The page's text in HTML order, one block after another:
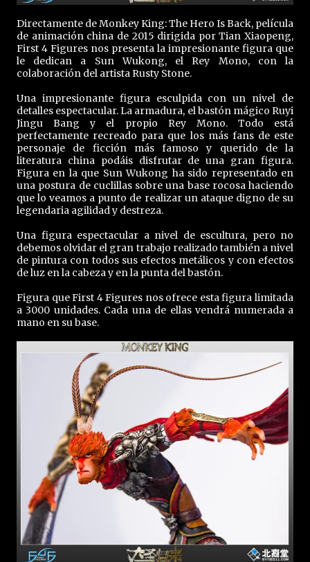
Directamente de Monkey King: The Hero Is Back, película
de animación china de 2015 dirigida por Tian Xiaopeng,
First 4 Figures nos presenta la impresionante figura que
le dedican a Sun Wukong, el Rey Mono, con la
colaboración del artista Rusty Stone.
Una impresionante figura esculpida con un nivel de
detalles espectacular. La armadura, el bastón mágico Ruyi
Jingu Bang y el propio Rey Mono. Todo está
perfectamente recreado para que los más fans de este
personaje de ficción más famoso y querido de la
literatura china podáis disfrutar de una gran figura.
Figura en la que Sun Wukong ha sido representado en
una postura de cuclillas sobre una base rocosa haciendo
que lo veamos a punto de realizar un ataque digno de su
legendaria agilidad y destreza.
Una figura espectacular a nivel de escultura, pero no
debemos olvidar el gran trabajo realizado también a nivel
de pintura con todos sus efectos metálicos y con efectos
de luz en la cabeza y en la punta del bastón.
Figura que First 4 Figures nos ofrece esta figura limitada
a 3000 unidades. Cada una de ellas vendrá numerada a
mano en su base.